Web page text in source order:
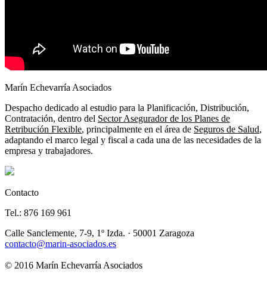
Marín Echevarría Asociados
Despacho dedicado al estudio para la Planificación, Distribución,
Contratación, dentro del Sector Asegurador de los Planes de
Retribución Flexible, principalmente en el área de Seguros de Salud,
adaptando el marco legal y fiscal a cada una de las necesidades de la
empresa y trabajadores.
Contacto
Tel.: 876 169 961
Calle Sanclemente, 7-9, 1º Izda. · 50001 Zaragoza
contacto@marin-asociados.es
© 2016 Marín Echevarría Asociados